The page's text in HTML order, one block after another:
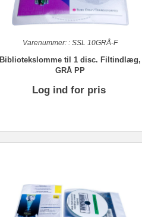
Varenummer: : SSL 10GRÅ-F
Bibliotekslomme til 1 disc. Filtindlæg,
GRÅ PP
Log ind for pris